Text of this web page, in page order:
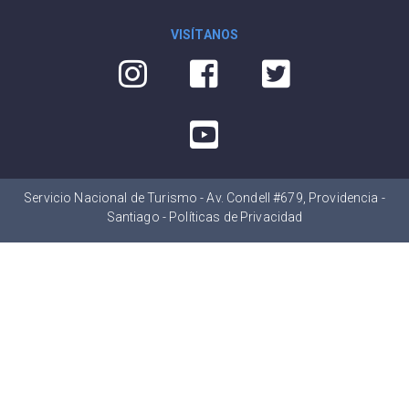
VISÍTANOS
Servicio Nacional de Turismo - Av. Condell #679, Providencia -
Santiago - Políticas de Privacidad